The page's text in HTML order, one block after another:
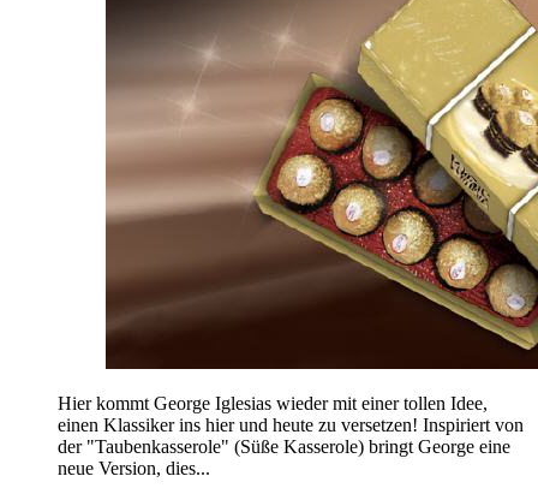
Hier kommt George Iglesias wieder mit einer tollen Idee,
einen Klassiker ins hier und heute zu versetzen! Inspiriert von
der "Taubenkasserole" (Süße Kasserole) bringt George eine
neue Version, dies...